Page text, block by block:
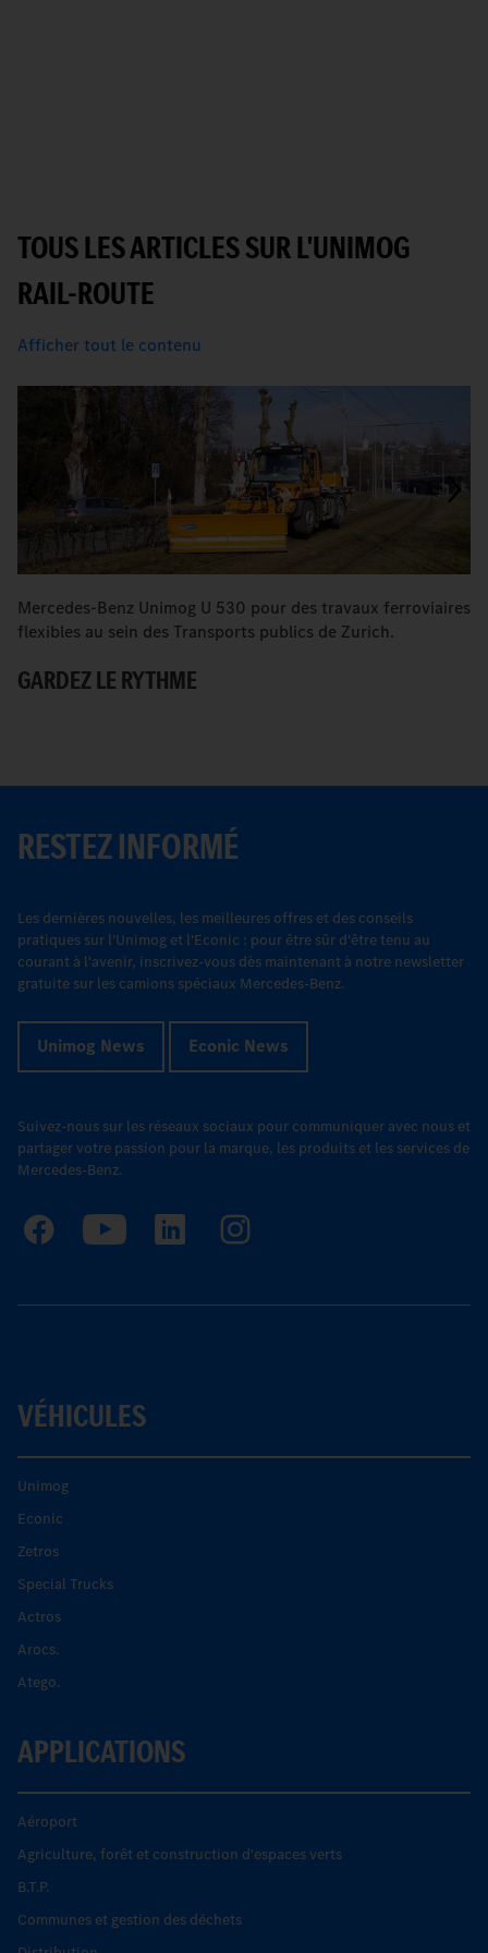
TOUS LES ARTICLES SUR L'UNIMOG
RAIL-ROUTE
Afficher tout le contenu
Mercedes-Benz Unimog U 530 pour des travaux ferroviaires
flexibles au sein des Transports publics de Zurich.
GARDEZ LE RYTHME
RESTEZ INFORMÉ
Les dernières nouvelles, les meilleures offres et des conseils
pratiques sur l'Unimog et l'Econic : pour être sûr d'être tenu au
courant à l'avenir, inscrivez-vous dès maintenant à notre newsletter
gratuite sur les camions spéciaux Mercedes-Benz.
Unimog News Econic News
Suivez-nous sur les réseaux sociaux pour communiquer avec nous et
partager votre passion pour la marque, les produits et les services de
Mercedes-Benz.
VÉHICULES
Unimog
Econic
Zetros
Special Trucks
Actros
Arocs.
Atego.
APPLICATIONS
Aéroport
Agriculture, forêt et construction d'espaces verts
B.T.P.
Communes et gestion des déchets